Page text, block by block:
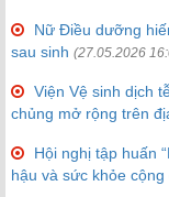
Nữ Điều dưỡng
sau sinh (27.05.2026
Viện Vệ sinh dịch
chủng mở rộng trên
Hội nghị tập huấn
hậu và sức khỏe cộng